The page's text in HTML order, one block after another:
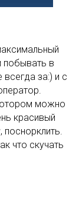
побывать в
за:) и с
можно
красивый
что скучать